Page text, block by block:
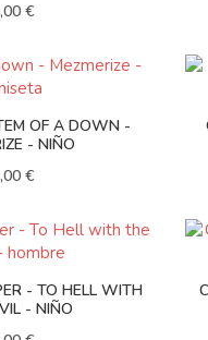
€
OF A DOWN -
- NIÑO
€
- TO HELL WITH
- NIÑO